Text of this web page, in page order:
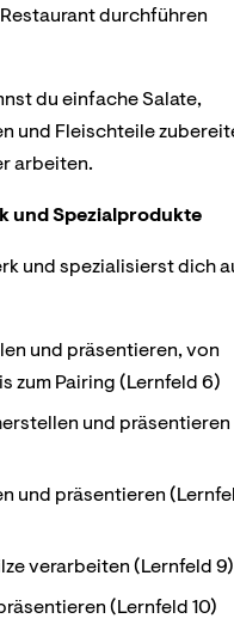
durchführen
du einfache Salate,
und Fleischteile
arbeiten.
und Spezialprodukte
und spezialisierst dich
und präsentieren, von
zum Pairing (Lernfeld 6)
und präsentieren
und präsentieren
verarbeiten (Lernfeld 9)
(Lernfeld 10)